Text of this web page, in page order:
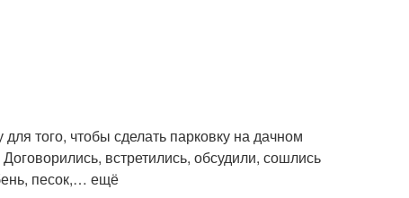
того, чтобы сделать парковку на дачном
встретились, обсудили, сошлись
песок,… ещё